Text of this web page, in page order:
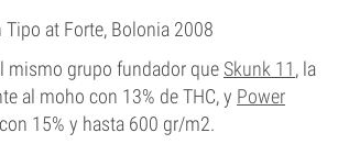
at Forte, Bolonia 2008
mismo grupo fundador que Skunk 11, la
al moho con 13% de THC, y Power
15% y hasta 600 gr/m2.